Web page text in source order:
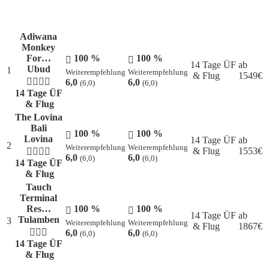
1
Adiwana
Monkey
For…
Ubud
14 Tage ÜF
& Flug
100 %
Weiterempfehlung
6,0 (6,0)
100 %
Weiterempfehlung
6,0 (6,0)
14 Tage ÜF
& Flug
ab
1549€
2
The Lovina
Bali
Lovina
14 Tage ÜF
& Flug
100 %
Weiterempfehlung
6,0 (6,0)
100 %
Weiterempfehlung
6,0 (6,0)
14 Tage ÜF
& Flug
ab
1553€
3
Tauch
Terminal
Res…
Tulamben
14 Tage ÜF
& Flug
100 %
Weiterempfehlung
6,0 (6,0)
100 %
Weiterempfehlung
6,0 (6,0)
14 Tage ÜF
& Flug
ab
1867€